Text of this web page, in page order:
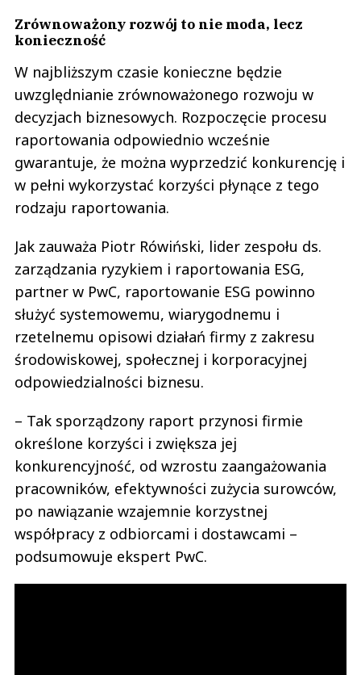
Zrównoważony rozwój to nie moda, lecz
konieczność
W najbliższym czasie konieczne będzie
uwzględnianie zrównoważonego rozwoju w
decyzjach biznesowych. Rozpoczęcie procesu
raportowania odpowiednio wcześnie
gwarantuje, że można wyprzedzić konkurencję i
w pełni wykorzystać korzyści płynące z tego
rodzaju raportowania.
Jak zauważa Piotr Rówiński, lider zespołu ds.
zarządzania ryzykiem i raportowania ESG,
partner w PwC, raportowanie ESG powinno
służyć systemowemu, wiarygodnemu i
rzetelnemu opisowi działań firmy z zakresu
środowiskowej, społecznej i korporacyjnej
odpowiedzialności biznesu.
– Tak sporządzony raport przynosi firmie
określone korzyści i zwiększa jej
konkurencyjność, od wzrostu zaangażowania
pracowników, efektywności zużycia surowców,
po nawiązanie wzajemnie korzystnej
współpracy z odbiorcami i dostawcami –
podsumowuje ekspert PwC.